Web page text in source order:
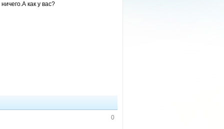
как у вас?
0